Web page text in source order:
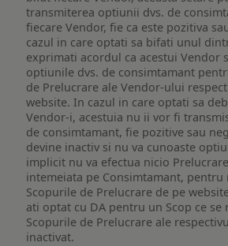
transmiterea optiunii dvs. de
fiecare Vendor, fie ca este pozitiva
cazul in care optati sa bifati unul
exprimati acordul ca acestui Vendor
optiunile dvs. de consimtamant
de Prelucrare ale Vendor-ului
website. In cazul in care optati sa
Vendor-i, acestuia nu ii vor fi
de consimtamant, fie pozitive sau
devine inactiv si nu va cunoaste
implicit nu va efectua nicio
intemeiata pe Consimtamant,
Scopurile de Prelucrare de pe
ati optat cu DA pentru un Scop ce se
Scopurile de Prelucrare ale
inactivat.